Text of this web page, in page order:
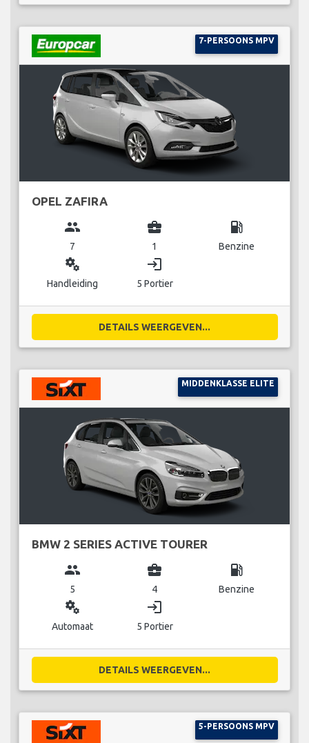
7-PERSOONS MPV
OPEL ZAFIRA
group
7
business_center
1
local_gas_station
Benzine
miscellaneous_services
Handleiding
login
5 Portier
DETAILS WEERGEVEN...
MIDDENKLASSE ELITE
BMW 2 SERIES ACTIVE TOURER
group
5
business_center
4
local_gas_station
Benzine
miscellaneous_services
Automaat
login
5 Portier
DETAILS WEERGEVEN...
5-PERSOONS MPV